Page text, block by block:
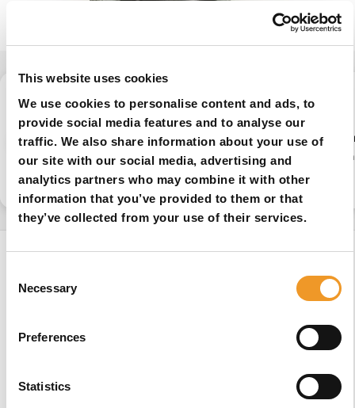
This website uses cookies
We use cookies to personalise content and ads, to
provide social media features and to analyse our
traffic. We also share information about your use of
our site with our social media, advertising and
analytics partners who may combine it with other
information that you’ve provided to them or that
they’ve collected from your use of their services.
Selection
Necessary
Preferences
Statistics
Carbon Rolstoel
Spaakbeschermers
Designer Rolstoel
Spaakbeschermers
meer
Kies uit
Afbeeldingen